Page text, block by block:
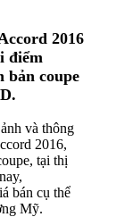
2016
điểm
bản coupe
và thông
2016,
tại thị
bán cụ thể
Mỹ.